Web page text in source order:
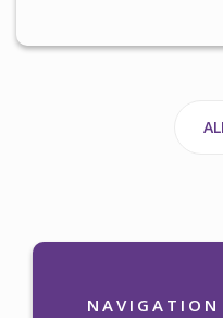
NAVIGATION